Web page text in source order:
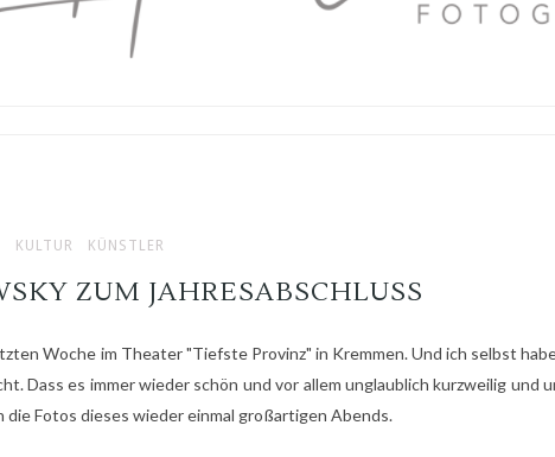
KULTUR KÜNSTLER
ZUM JAHRESABSCHLUSS
Woche im Theater "Tiefste Provinz" in Kremmen. Und ich selbst
Dass es immer wieder schön und vor allem unglaublich kurzweilig und
Fotos dieses wieder einmal großartigen Abends.